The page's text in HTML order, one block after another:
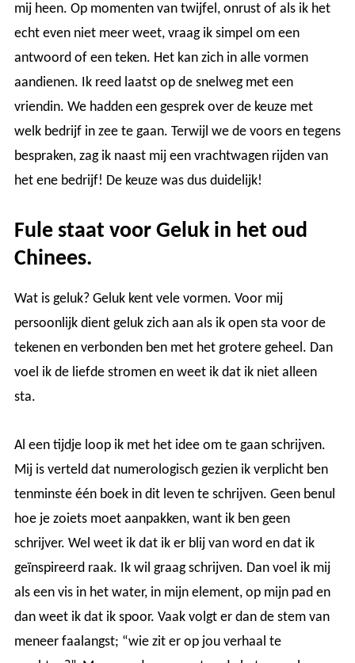
mij heen. Op momenten van twijfel, onrust of als ik het
echt even niet meer weet, vraag ik simpel om een
antwoord of een teken. Het kan zich in alle vormen
aandienen. Ik reed laatst op de snelweg met een
vriendin. We hadden een gesprek over de keuze met
welk bedrijf in zee te gaan. Terwijl we de voors en tegens
bespraken, zag ik naast mij een vrachtwagen rijden van
het ene bedrijf! De keuze was dus duidelijk!
Fule staat voor Geluk in het oud
Chinees.
Wat is geluk? Geluk kent vele vormen. Voor mij
persoonlijk dient geluk zich aan als ik open sta voor de
tekenen en verbonden ben met het grotere geheel. Dan
voel ik de liefde stromen en weet ik dat ik niet alleen
sta.
Al een tijdje loop ik met het idee om te gaan schrijven.
Mij is verteld dat numerologisch gezien ik verplicht ben
tenminste één boek in dit leven te schrijven. Geen benul
hoe je zoiets moet aanpakken, want ik ben geen
schrijver. Wel weet ik dat ik er blij van word en dat ik
geïnspireerd raak. Ik wil graag schrijven. Dan voel ik mij
als een vis in het water, in mijn element, op mijn pad en
dan weet ik dat ik spoor. Vaak volgt er dan de stem van
meneer faalangst; “wie zit er op jou verhaal te